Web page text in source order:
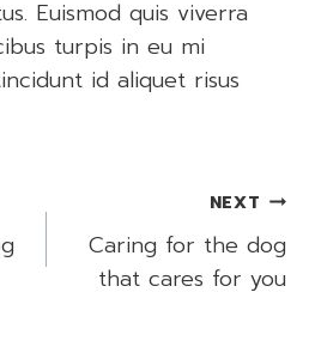
Euismod quis viverra
turpis in eu mi
id aliquet risus
NEXT
Caring for the dog
that cares for you